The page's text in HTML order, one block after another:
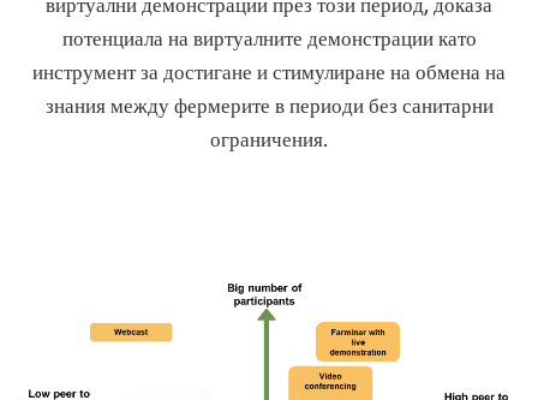
потенциала на виртуалните демонстрации като
инструмент за достигане и стимулиране на обмена на
знания между фермерите в периоди без санитарни
ограничения.